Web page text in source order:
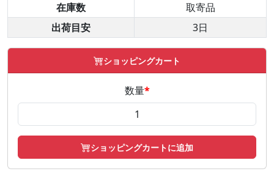
在庫数
取寄品
出荷目安
3日
ショッピングカート
数量*
ショッピングカートに追加